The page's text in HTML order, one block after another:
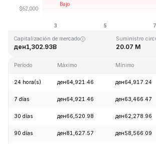
Última actualización: 2026-08-09, 11:00 GMT+0
ден126,080.00
Capitalización de mercado
ден1,302.93B
Suministro
20.07 M
Período Máximo Mínimo
24 hora(s) ден64,921.46 ден64,917.24
7 días ден64,921.46 ден63,466.47
30 días ден66,520.98 ден62,278.96
90 días ден81,627.57 ден58,566.09